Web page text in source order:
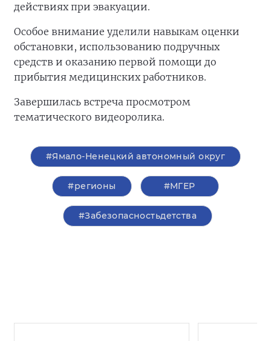
действиях при эвакуации.
Особое внимание уделили навыкам оценки
обстановки, использованию подручных
средств и оказанию первой помощи до
прибытия медицинских работников.
Завершилась встреча просмотром
тематического видеоролика.
#Ямало-Ненецкий автономный округ
#регионы #‎МГЕР‬
#Забезопасностьдетства